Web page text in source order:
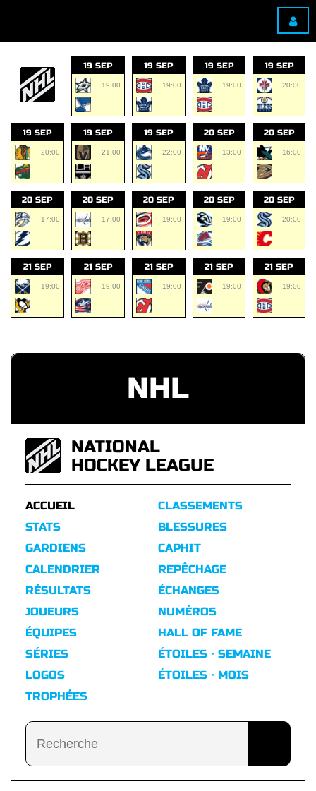
19 SEP
19:00
19 SEP
19:00
19 SEP
19:00
19 SEP
20:00
19 SEP
20:00
19 SEP
21:00
19 SEP
22:00
20 SEP
13:00
20 SEP
16:00
20 SEP
17:00
20 SEP
17:00
20 SEP
19:00
20 SEP
19:00
20 SEP
20:00
21 SEP
19:00
21 SEP
19:00
21 SEP
19:00
21 SEP
19:00
21 SEP
19:00
NHL
NATIONAL
HOCKEY LEAGUE
ACCUEIL
STATS
GARDIENS
CALENDRIER
RÉSULTATS
CLASSEMENTS
BLESSURES
CAPHIT
REPÊCHAGE
ÉCHANGES
JOUEURS
ÉQUIPES
SÉRIES
LOGOS
TROPHÉES
NUMÉROS
HALL OF FAME
ÉTOILES · SEMAINE
ÉTOILES · MOIS